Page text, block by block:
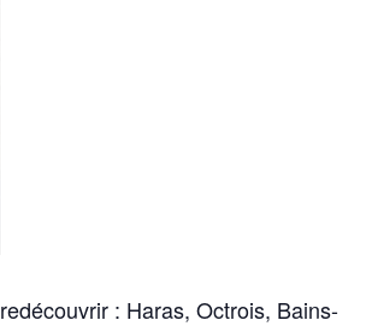
: Haras, Octrois, Bains-